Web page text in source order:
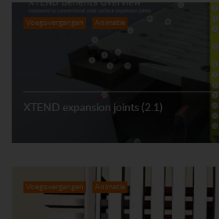
Voegovergangen Animatie
XTEND expansion joints (2.1)
Voegovergangen Animatie